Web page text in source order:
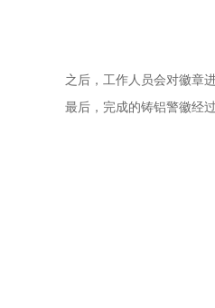
之后，工作人员会对徽章
最后，完成的铸铝警徽经